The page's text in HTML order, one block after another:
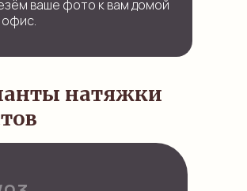
ваше фото к вам домой
офис.
натяжки